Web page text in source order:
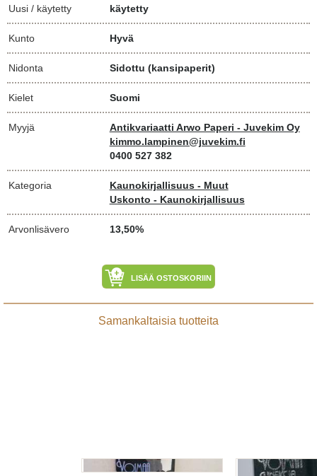
Uusi / käytetty käytetty
Kunto Hyvä
Nidonta Sidottu (kansipaperit)
Kielet Suomi
Myyjä
Antikvariaatti Arwo Paperi - Juvekim Oy
kimmo.lampinen@juvekim.fi
0400 527 382
Kategoria
Kaunokirjallisuus - Muut
Uskonto - Kaunokirjallisuus
Arvonlisävero 13,50%
LISÄÄ OSTOSKORIIN
Samankaltaisia tuotteita